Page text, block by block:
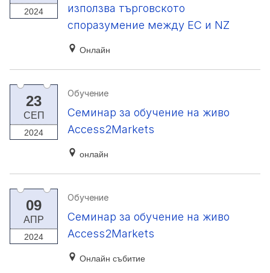
2024
използва търговското
споразумение между ЕС и NZ
Онлайн
23
СЕП
2024
Обучение
Семинар за обучение на живо
Access2Markets
онлайн
09
АПР
2024
Обучение
Семинар за обучение на живо
Access2Markets
Онлайн събитие